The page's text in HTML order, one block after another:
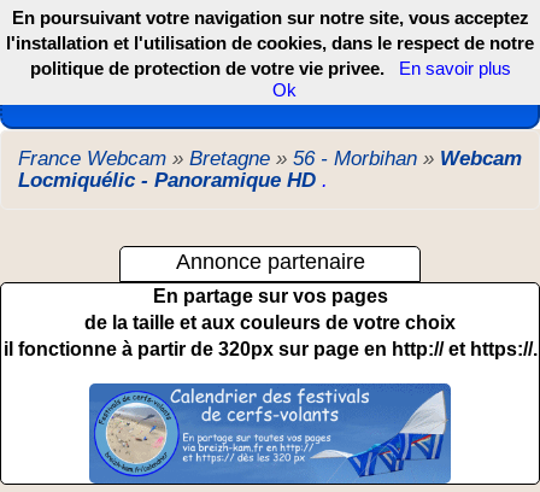
Les webcams de France, DOM TOM et COM
France Webcam » Bretagne » 56 - Morbihan » Webcam
Locmiquélic - Panoramique HD .
Annonce partenaire
En partage sur vos pages
de la taille et aux couleurs de votre choix
il fonctionne à partir de 320px sur page en http:// et https://.
En poursuivant votre navigation sur notre site, vous acceptez
l'installation et l'utilisation de cookies, dans le respect de notre
politique de protection de votre vie privee.
En savoir plus
Ok